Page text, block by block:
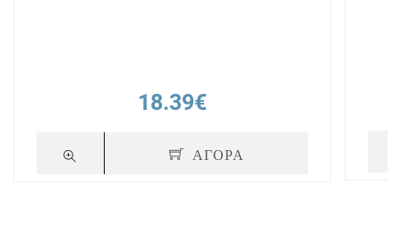
18.39€
ΑΓΟΡΑ